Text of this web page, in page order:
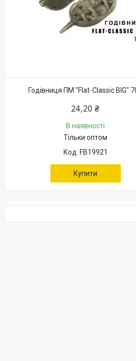
Годівниця ПМ "Flat-Classic BIG"
24,20 ₴
В наявності
Тільки оптом
FB19921
Купити